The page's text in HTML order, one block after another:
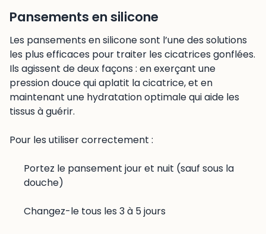
Pansements en silicone
Les pansements en silicone sont l’une des solutions
les plus efficaces pour traiter les cicatrices gonflées.
Ils agissent de deux façons : en exerçant une
pression douce qui aplatit la cicatrice, et en
maintenant une hydratation optimale qui aide les
tissus à guérir.
Pour les utiliser correctement :
Portez le pansement jour et nuit (sauf sous la
douche)
Changez-le tous les 3 à 5 jours